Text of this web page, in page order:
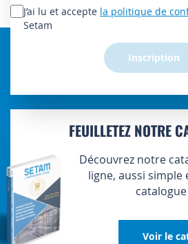
lettre
d’information
J’ai lu et accepte la politique de
Setam
Inscription
FEUILLETEZ NOTRE
Découvrez notre
ligne, aussi simple
Voir le